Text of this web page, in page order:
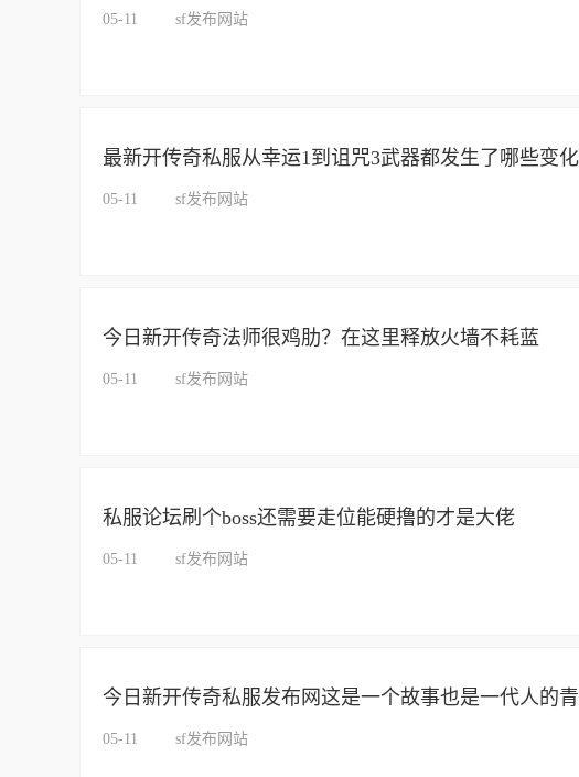
05-11
sf发布网站
最新开传奇私服从幸运1到诅咒3武器都发生了哪些变化
05-11
sf发布网站
今日新开传奇法师很鸡肋？在这里释放火墙不耗蓝
05-11
sf发布网站
私服论坛刷个boss还需要走位能硬撸的才是大佬
05-11
sf发布网站
今日新开传奇私服发布网这是一个故事也是一代人的
05-11
sf发布网站